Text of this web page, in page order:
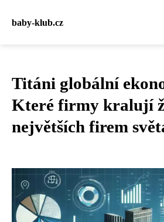
baby-klub.cz
Titáni globální
Které firmy kralují
největších firem